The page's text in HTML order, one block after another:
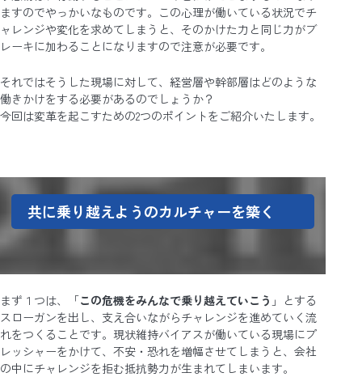
ますのでやっかいなものです。この心理が働いている状況でチ
ャレンジや変化を求めてしまうと、そのかけた力と同じ力がブ
レーキに加わることになりますので注意が必要です。
それではそうした現場に対して、経営層や幹部層はどのような
働きかけをする必要があるのでしょうか？
今回は変革を起こすための2つのポイントをご紹介いたします。
共に乗り越えようのカルチャーを築く
まず１つは、「この危機をみんなで乗り越えていこう 」とする
スローガンを出し、支え合いながらチャレンジを進めていく流
れをつくることです。現状維持バイアスが働いている現場にプ
レッシャーをかけて、不安・恐れを増幅させてしまうと、会社
の中にチャレンジを拒む抵抗勢力が生まれてしまいます。